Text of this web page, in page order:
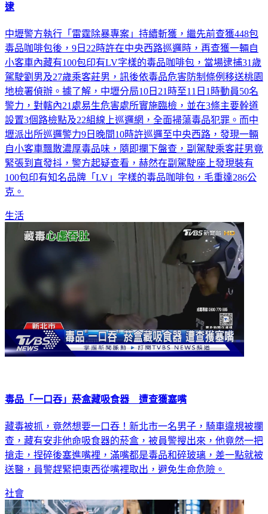
逮
中壢警方執行「雷霆除暴專案」持續斬獲，繼先前查獲448包
毒品咖啡包後，9日22時許在中央西路巡邏時，再查獲一輛自
小客車內藏有100包印有LV字樣的毒品咖啡包，當場逮捕31歲
駕駛劉男及27歲乘客莊男，訊後依毒品危害防制條例移送桃園
地檢署偵辦。據了解，中壢分局10日21時至11日1時動員50名
警力，對轄內21處易生危害處所實施臨檢，並在3條主要幹道
設置3個路檢點及22組線上巡邏網，全面掃蕩毒品犯罪。而中
壢派出所巡邏警力9日晚間10時許巡邏至中央西路，發現一輛
自小客車飄散濃厚毒品味，隨即攔下盤查，副駕駛乘客莊男竟
緊張到直發抖，警方起疑查看，赫然在副駕駛座上發現裝有
100包印有知名品牌「LV」字樣的毒品咖啡包，毛重達286公
克。
生活
毒品「一口吞」菸盒藏吸食器 遭查獲塞嘴
藏毒被抓，竟然想要一口吞！新北市一名男子，騎車違規被攔
查，藏有安非他命吸食器的菸盒，被員警搜出來，他竟然一把
搶走，捏碎後塞進嘴裡，滿嘴都是毒品和碎玻璃，差一點就被
送醫，員警趕緊把東西從嘴裡取出，避免生命危險。
社會